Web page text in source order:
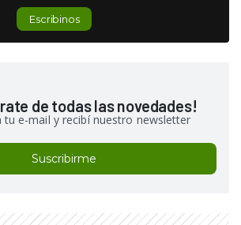
Escribinos
de todas las novedades!
tu e-mail y recibí nuestro newsletter
Suscribirme